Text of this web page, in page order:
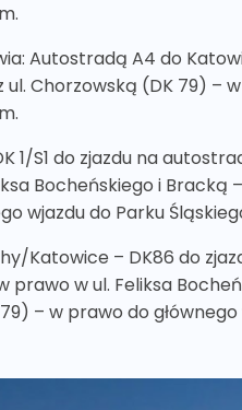
Autostradą A4 do
ul. Chorzowską (DK 79) –
1/S1 do zjazdu na
Bocheńskiego i Bracką
wjazdu do Parku
Katowice – DK86 do
prawo w ul. Feliksa
– w prawo do